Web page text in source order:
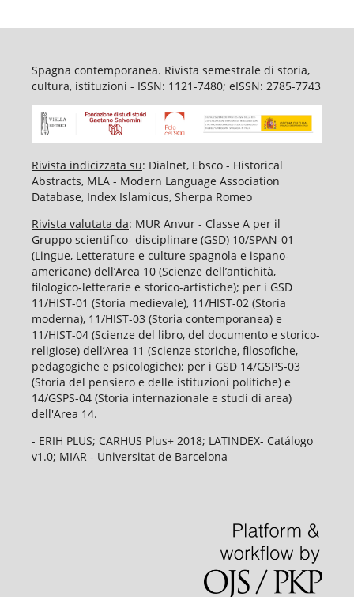
Spagna contemporanea. Rivista semestrale di storia,
cultura, istituzioni - ISSN: 1121-7480; eISSN: 2785-7743
Rivista indicizzata su: Dialnet, Ebsco - Historical
Abstracts, MLA - Modern Language Association
Database, Index Islamicus, Sherpa Romeo
Rivista valutata da: MUR Anvur - Classe A per il
Gruppo scientifico- disciplinare (GSD) 10/SPAN-01
(Lingue, Letterature e culture spagnola e ispano-
americane) dell’Area 10 (Scienze dell’antichità,
filologico-letterarie e storico-artistiche); per i GSD
11/HIST-01 (Storia medievale), 11/HIST-02 (Storia
moderna), 11/HIST-03 (Storia contemporanea) e
11/HIST-04 (Scienze del libro, del documento e storico-
religiose) dell’Area 11 (Scienze storiche, filosofiche,
pedagogiche e psicologiche); per i GSD 14/GSPS-03
(Storia del pensiero e delle istituzioni politiche) e
14/GSPS-04 (Storia internazionale e studi di area)
dell'Area 14.
- ERIH PLUS; CARHUS Plus+ 2018; LATINDEX- Catálogo
v1.0; MIAR - Universitat de Barcelona